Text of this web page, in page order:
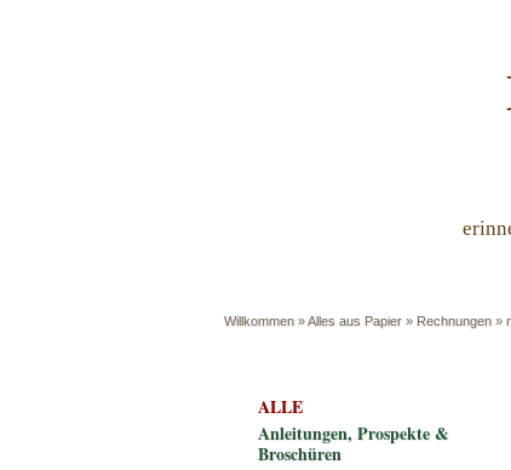
Willkommen »Alles aus Papier » Rechnungen »
ALLE
Anleitungen, Prospekte &
Broschüren